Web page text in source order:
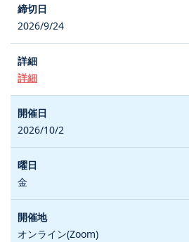
2026/9/24
詳細
2026/10/2
金
オンライン(Zoom)